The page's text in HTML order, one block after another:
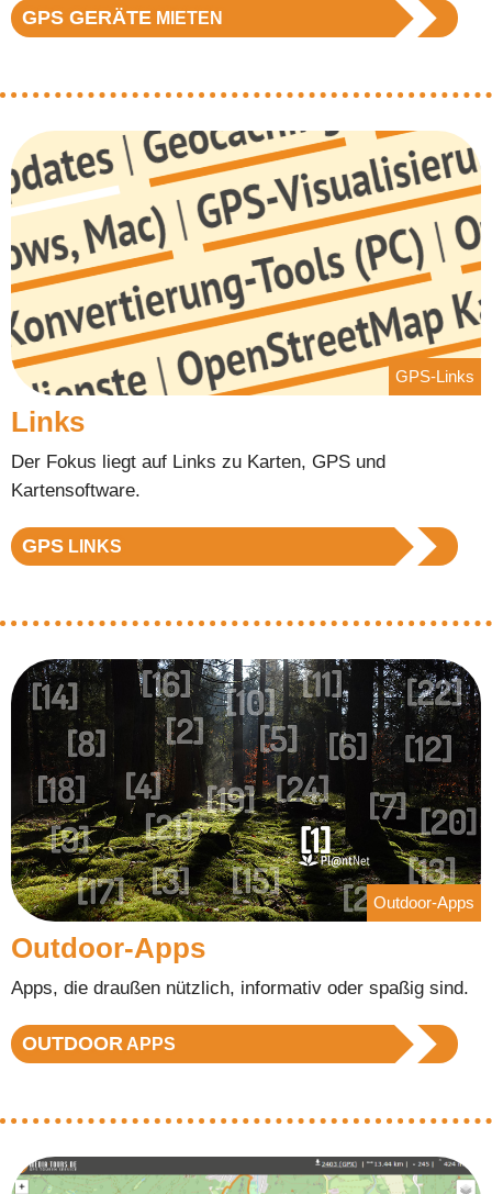
GPS GERÄTE MIETEN
GPS-Links
Links
Der Fokus liegt auf Links zu Karten, GPS und
Kartensoftware.
GPS LINKS
Outdoor-Apps
Outdoor-Apps
Apps, die draußen nützlich, informativ oder spaßig sind.
OUTDOOR APPS